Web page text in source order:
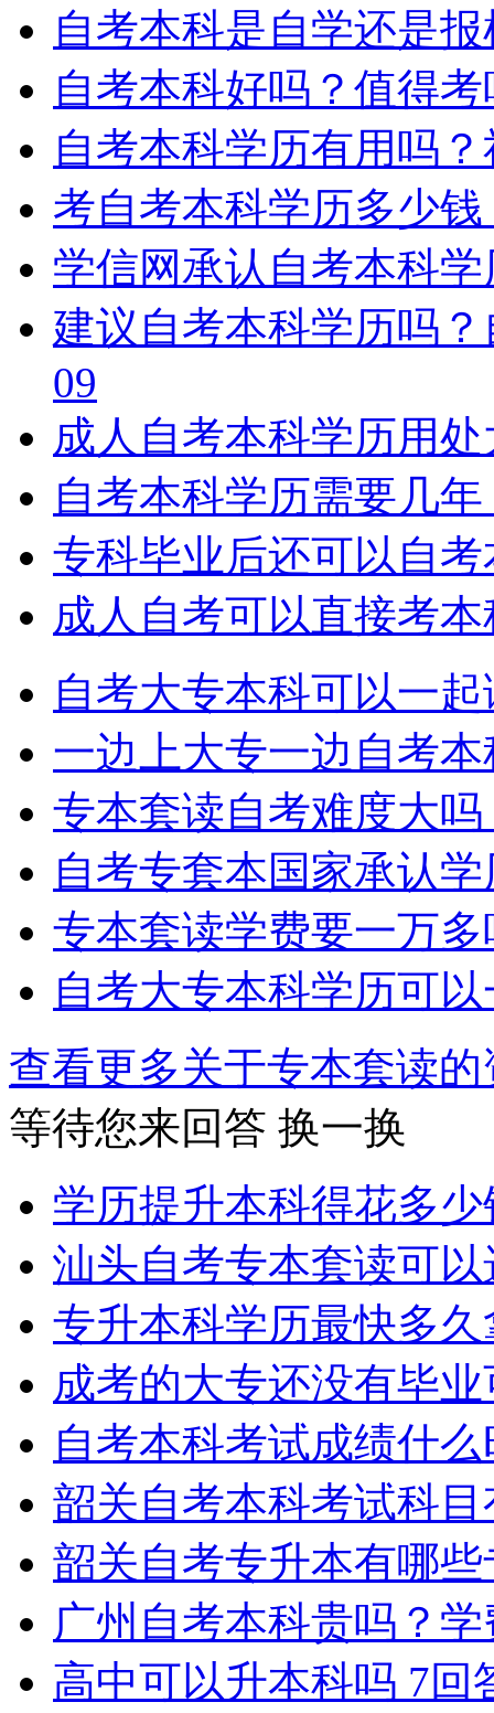
自考本科是自学还是
自考本科好吗？值得
自考本科学历有用吗
考自考本科学历多少
学信网承认自考本科
建议自考本科学历吗
09
成人自考本科学历用
自考本科学历需要几年
专科毕业后还可以自
成人自考可以直接考
自考大专本科可以一
一边上大专一边自考
专本套读自考难度大吗
自考专套本国家承认
专本套读学费要一万多
自考大专本科学历可
查看更多关于专本套读
等待您来回答 换一换
学历提升本科得花多少
汕头自考专本套读可
专升本科学历最快多
成考的大专还没有毕
自考本科考试成绩什
韶关自考本科考试科
韶关自考专升本有哪
广州自考本科贵吗？
高中可以升本科吗 7回